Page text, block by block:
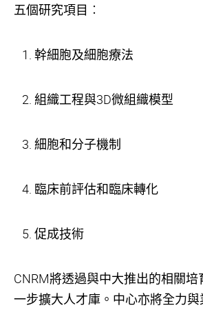
五個研究項目︰
幹細胞及細胞療法
組織工程與3D微組織模型
細胞和分子機制
臨床前評估和臨床轉化
促成技術
CNRM將透過與中大推出的相關
一步擴大人才庫。中心亦將全力